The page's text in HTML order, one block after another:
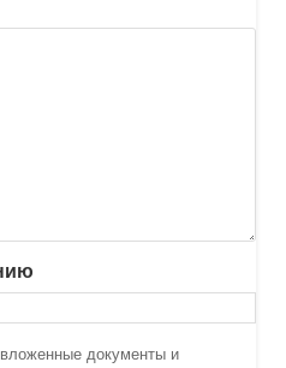
документы и